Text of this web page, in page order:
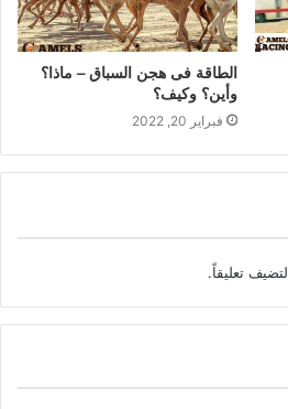
الطاقة فى هجن السباق – ماذا؟
وأين؟ وكيف؟
فبراير 20, 2022
لتضيف تعليقاً.